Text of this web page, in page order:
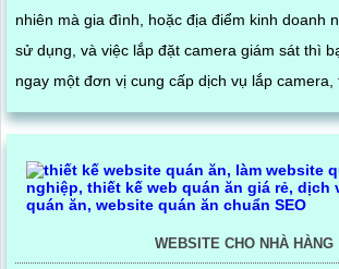
nhiên mà gia đình, hoặc địa điểm kinh doanh
sử dụng, và việc lắp đặt camera giám sát thì
ngay một đơn vị cung cấp dịch vụ lắp
dịch vụ lắp camera tận nơi giá rẻ trọn gói sẽ
WEBSITE CHO NHÀ HÀNG